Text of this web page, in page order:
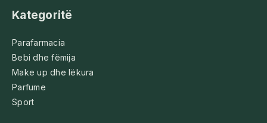
Kategoritë
Parafarmacia
Bebi dhe fëmija
Make up dhe lëkura
Parfume
Sport